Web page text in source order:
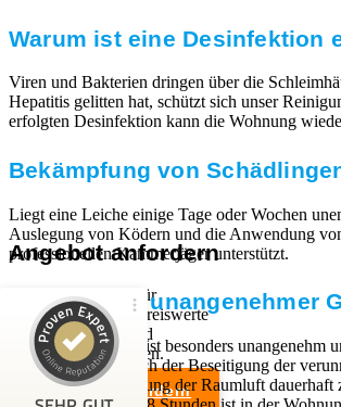
Warum ist eine Desinfektion
Viren und Bakterien dringen über die
Hepatitis gelitten hat, schützt sich unser
erfolgten Desinfektion kann die Wohnung
Bekämpfung von
Liegt eine Leiche einige Tage oder Wochen
Auslegung von Ködern und die Anwendung
professionellen Kammerjäger unterstützt.
Beseitigung unangenehmer
Der Leichengeruch ist besonders
festsetzen. Auch nach der Beseitigung der
Um die Verunreinigung der Raumluft
Angebot anfordern
Wir sind Experten für
professionelle und preiswerte
Entrümpelungen und
Haushaltsauflösungen.
Angebot anfordern
Kundenbewertungen und Erfahrungen zu
RümpelButler